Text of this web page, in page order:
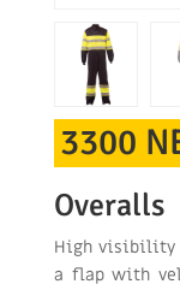
3300
Overalls
High visibility
a flap with